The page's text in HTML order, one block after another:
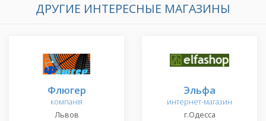
ДРУГИЕ ИНТЕРЕСНЫЕ МАГАЗИНЫ
Флюгер
компанія
Львов
Эльфа
интернет-магазин
г.Одесса